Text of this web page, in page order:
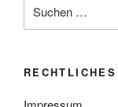
nach:
RECHTLICHES